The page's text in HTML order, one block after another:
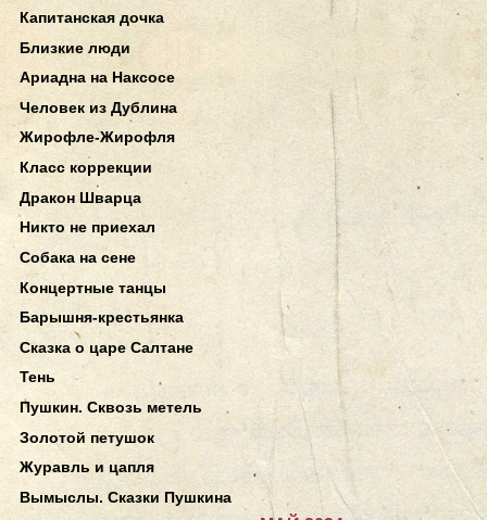
Капитанская дочка
Близкие люди
Ариадна на Наксосе
Человек из Дублина
Жирофле-Жирофля
Класс коррекции
Дракон Шварца
Никто не приехал
Собака на сене
Концертные танцы
Барышня-крестьянка
Сказка о царе Салтане
Тень
Пушкин. Сквозь метель
Золотой петушок
Журавль и цапля
Вымыслы. Сказки Пушкина